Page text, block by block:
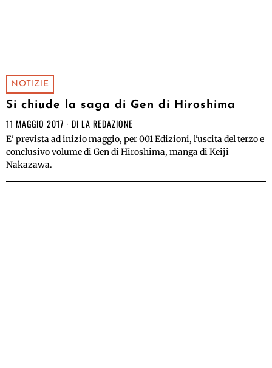
NOTIZIE
Si chiude la saga di Gen di Hiroshima
11 MAGGIO 2017 DI LA REDAZIONE
E' prevista ad inizio maggio, per 001 Edizioni, l'uscita del terzo e
conclusivo volume di Gen di Hiroshima, manga di Keiji
Nakazawa.